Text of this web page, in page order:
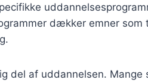
dækker emner som
del af uddannelsen.